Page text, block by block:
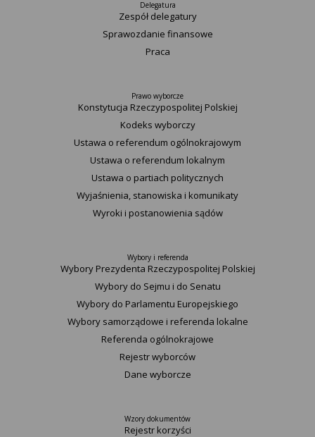
Delegatura
Zespół delegatury
Sprawozdanie finansowe
Praca
Prawo wyborcze
Konstytucja Rzeczypospolitej Polskiej​
Kodeks wyborczy
Ustawa o referendum ogólnokrajowym
Ustawa o referendum lokalnym
Ustawa o partiach politycznych
Wyjaśnienia, stanowiska i komunikaty
Wyroki i postanowienia sądów
Wybory i referenda
Wybory Prezydenta Rzeczypospolitej Polskiej
Wybory do Sejmu i do Senatu
Wybory do Parlamentu Europejskiego
Wybory samorządowe i referenda lokalne
Referenda ogólnokrajowe
Rejestr wyborców
Dane wyborcze
Wzory dokumentów
Rejestr korzyści